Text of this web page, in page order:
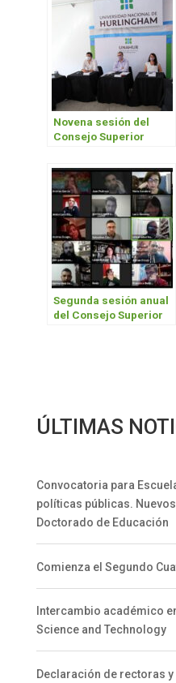
Novena sesión del
Consejo Superior
Segunda sesión anual
del Consejo Superior
ÚLTIMAS
Convocatoria para
políticas públicas.
Doctorado de Educación
Comienza el Segundo
Intercambio académico
Science and Technology
Declaración de rectoras